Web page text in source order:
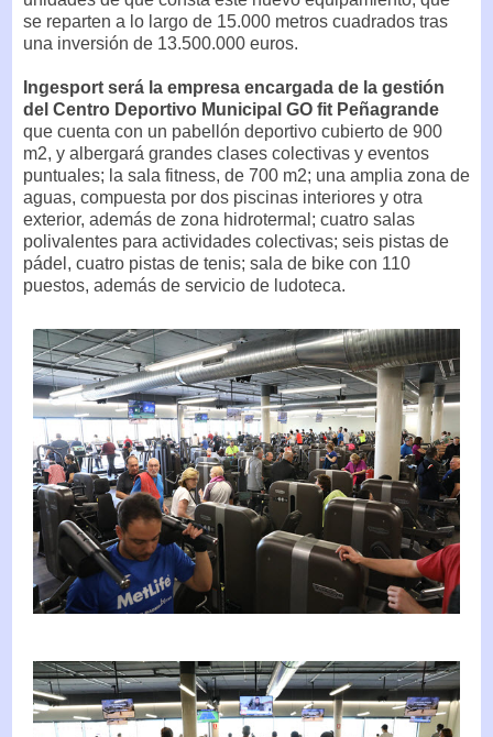
se reparten a lo largo de 15.000 metros cuadrados tras
una inversión de 13.500.000 euros.
Ingesport será la empresa encargada de la gestión
del Centro Deportivo Municipal GO fit Peñagrande
que cuenta con un pabellón deportivo cubierto de 900
m2, y albergará grandes clases colectivas y eventos
puntuales; la sala fitness, de 700 m2; una amplia zona de
aguas, compuesta por dos piscinas interiores y otra
exterior, además de zona hidrotermal; cuatro salas
polivalentes para actividades colectivas; seis pistas de
pádel, cuatro pistas de tenis; sala de bike con 110
puestos, además de servicio de ludoteca.